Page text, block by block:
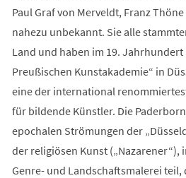
Paul Graf von Merveldt, Franz
nahezu unbekannt. Sie alle
Land und haben im 19.
Preußischen Kunstakademie“ in
eine der international
für bildende Künstler. Die
epochalen Strömungen der
der religiösen Kunst
Genre- und Landschaftsmalerei teil,